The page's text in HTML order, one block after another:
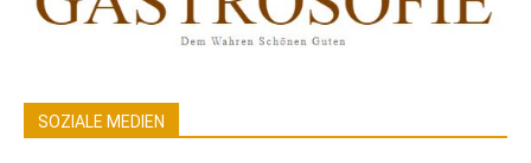
SOZIALE MEDIEN